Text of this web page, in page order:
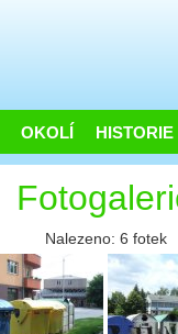
OKOLÍ HISTORIE
Nalezeno: 6 fotek